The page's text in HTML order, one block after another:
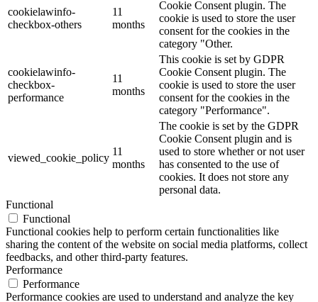
cookielawinfo-
checkbox-others
11
months
Cookie Consent plugin. The
cookie is used to store the user
consent for the cookies in the
category "Other.
cookielawinfo-
checkbox-
performance
11
months
This cookie is set by GDPR
Cookie Consent plugin. The
cookie is used to store the user
consent for the cookies in the
category "Performance".
viewed_cookie_policy
11
months
The cookie is set by the GDPR
Cookie Consent plugin and is
used to store whether or not user
has consented to the use of
cookies. It does not store any
personal data.
Functional
Functional
Functional cookies help to perform certain functionalities like
sharing the content of the website on social media platforms, collect
feedbacks, and other third-party features.
Performance
Performance
Performance cookies are used to understand and analyze the key